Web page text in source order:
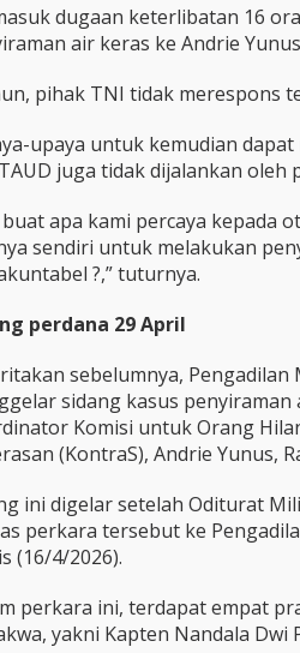
dugaan keterlibatan 16
air keras ke Andrie
pihak TNI tidak merespons
upaya untuk kemudian
juga tidak dijalankan oleh
buat apa kami percaya kepada
sendiri untuk melakukan
?,” tuturnya.
perdana 29 April
sebelumnya, Pengadilan
sidang kasus
Komisi untuk Orang
(KontraS), Andrie Yunus,
ini digelar setelah Oditurat
perkara tersebut ke
(16/4/2026).
perkara ini, terdapat empat
yakni Kapten Nandala Dwi